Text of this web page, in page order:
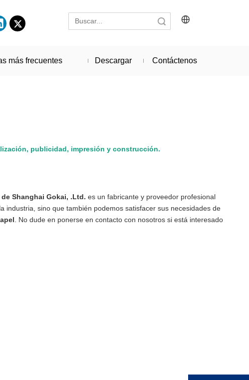
más frecuentes Descargar Contáctenos
publicidad, impresión y construcción.
Shanghai Gokai, .Ltd. es un fabricante y proveedor profesional
industria, sino que también podemos satisfacer sus necesidades de
. No dude en ponerse en contacto con nosotros si está interesado